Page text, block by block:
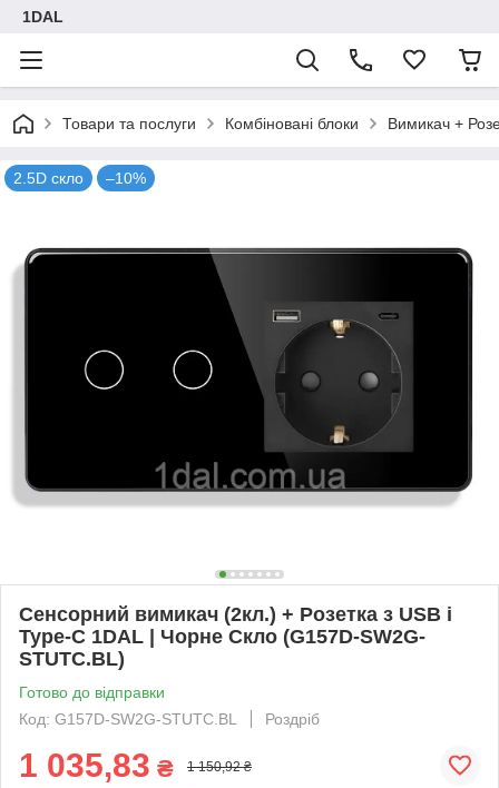
1DAL
Товари та послуги Комбіновані блоки Вимикач +
2.5D скло –10%
Сенсорний вимикач (2кл.) + Розетка з USB і
Type-C 1DAL | Чорне Скло (G157D-SW2G-
STUTC.BL)
Готово до відправки
Код: G157D-SW2G-STUTC.BL
Роздріб
1 035,83 ₴ 1 150,92 ₴